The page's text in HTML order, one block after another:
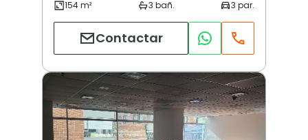
Contactar